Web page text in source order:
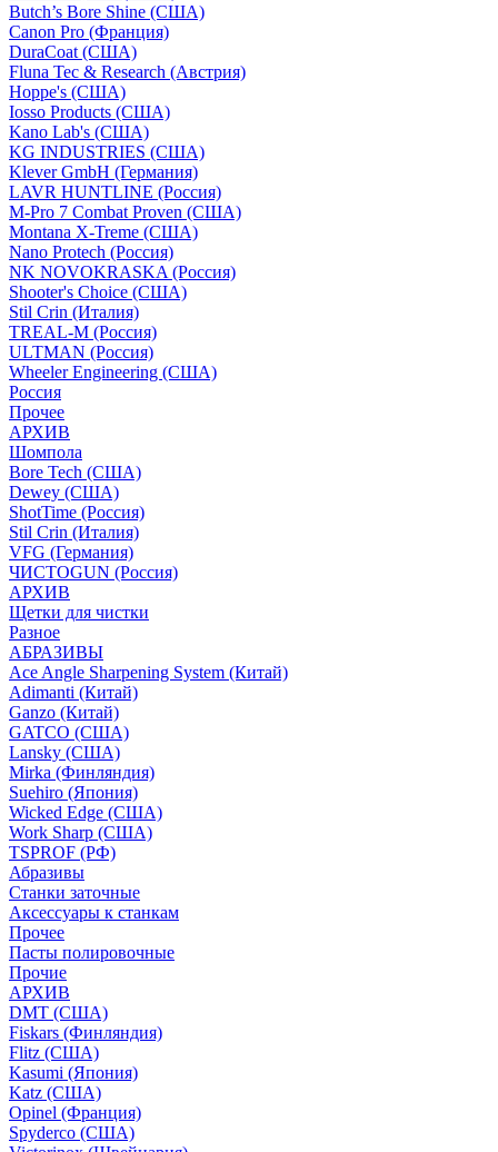
Butch’s Bore Shine (СШA)
Canon Pro (Франция)
DuraCoat (США)
Fluna Tec & Research (Австрия)
Hoppe's (США)
Iosso Products (США)
Kano Lab's (США)
KG INDUSTRIES (США)
Klever GmbH (Германия)
LAVR HUNTLINE (Россия)
M-Pro 7 Combat Proven (СШA)
Montana X-Treme (США)
Nano Protech (Россия)
NK NOVOKRASKA (Россия)
Shooter's Choice (СШA)
Stil Crin (Италия)
TREAL-M (Россия)
ULTMAN (Россия)
Wheeler Engineering (СШA)
Россия
Прочее
АРХИВ
Шомпола
Bore Tech (США)
Dewey (США)
ShotTime (Россия)
Stil Crin (Италия)
VFG (Германия)
ЧИСТОGUN (Россия)
АРХИВ
Щетки для чистки
Разное
АБРАЗИВЫ
Ace Angle Sharpening System (Китай)
Adimanti (Китай)
Ganzo (Китай)
GATCO (США)
Lansky (США)
Mirka (Финляндия)
Suehiro (Япония)
Wicked Edge (США)
Work Sharp (США)
TSPROF (РФ)
Абразивы
Станки заточные
Аксессуары к станкам
Прочее
Пасты полировочные
Прочие
АРХИВ
DMT (США)
Fiskars (Финляндия)
Flitz (США)
Kasumi (Япония)
Katz (США)
Opinel (Франция)
Spyderco (США)